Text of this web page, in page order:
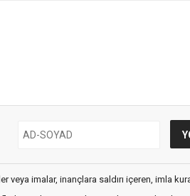
veya imalar, inançlara saldırı içeren, imla